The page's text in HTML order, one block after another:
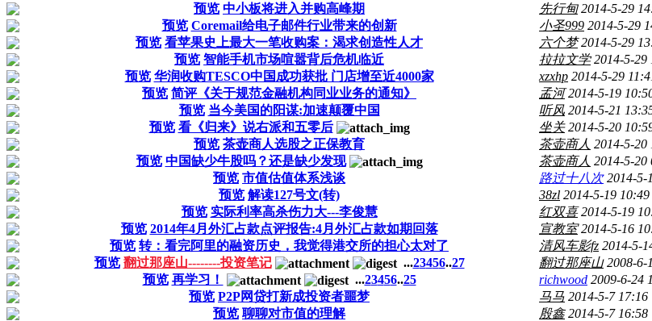
预览 中小板将进入并购高峰期 先行甸 2014-5-29
预览 Coremail给电子邮件行业带来的创新 小圣999 2014-5-29
预览 看苹果史上最大一笔收购案：渴求创造性人才 六个梦 2014-5-29
预览 智能手机市场喧嚣背后危机临近 拉拉文学 2014-5-29
预览 华润收购TESCO中国成功获批 门店增至近4000家 xzxhp 2014-5-29
预览 简评《关于规范金融机构同业业务的通知》 孟河 2014-5-19
预览 当今美国的阳谋:加速颠覆中国 听风 2014-5-21
预览 看《归来》说右派和五零后 坐关 2014-5-20
预览 茶壶商人选股之正保教育 茶壶商人 2014-5-20
预览 中国缺少牛股吗？还是缺少发现 茶壶商人 2014-5-20
预览 市值估值体系浅谈 路过十八次 2014-5-
预览 解读127号文(转) 38zl 2014-5-19 10:49
预览 实际利率高杀伤力大---李俊慧 红双喜 2014-5-19
预览 2014年4月外汇占款点评报告:4月外汇占款如期回落 宣教室 2014-5-16
预览 转：看完阿里的融资历史，我觉得港交所的担心太对了 清风车影fz 2014-5-
预览 翻过那座山--------投资笔记 ...23456..27 翻过那座山 2008-6-
预览 再学习！ ...23456..25 richwood 2009-6-24
预览 P2P网贷打新成投资者噩梦 马马 2014-5-7 17:16
预览 聊聊对市值的理解 殷鑫 2014-5-7 16:58